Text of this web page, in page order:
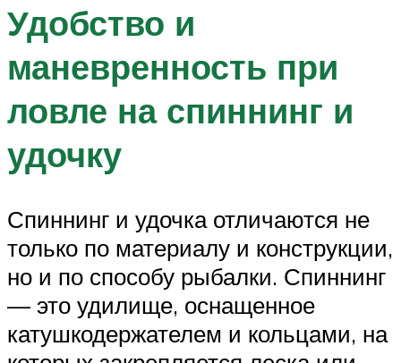
Удобство и
маневренность при
ловле на спиннинг и
удочку
Спиннинг и удочка отличаются не
только по материалу и конструкции,
но и по способу рыбалки. Спиннинг
— это удилище, оснащенное
катушкодержателем и кольцами, на